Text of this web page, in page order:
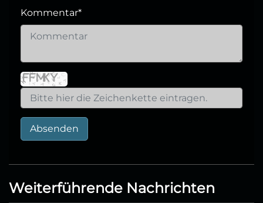
Kommentar*
Absenden
Weiterführende Nachrichten